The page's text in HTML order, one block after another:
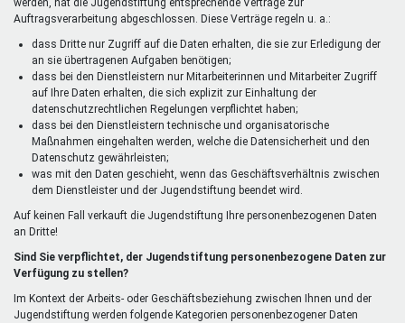
Auftragsverarbeitung abgeschlossen. Diese Verträge regeln u. a.:
dass Dritte nur Zugriff auf die Daten erhalten, die sie zur Erledigung der
an sie übertragenen Aufgaben benötigen;
dass bei den Dienstleistern nur Mitarbeiterinnen und Mitarbeiter Zugriff
auf Ihre Daten erhalten, die sich explizit zur Einhaltung der
datenschutzrechtlichen Regelungen verpflichtet haben;
dass bei den Dienstleistern technische und organisatorische
Maßnahmen eingehalten werden, welche die Datensicherheit und den
Datenschutz gewährleisten;
was mit den Daten geschieht, wenn das Geschäftsverhältnis zwischen
dem Dienstleister und der Jugendstiftung beendet wird.
Auf keinen Fall verkauft die Jugendstiftung Ihre personenbezogenen Daten
an Dritte!
Sind Sie verpflichtet, der Jugendstiftung personenbezogene Daten zur
Verfügung zu stellen?
Im Kontext der Arbeits- oder Geschäftsbeziehung zwischen Ihnen und der
Jugendstiftung werden folgende Kategorien personenbezogener Daten